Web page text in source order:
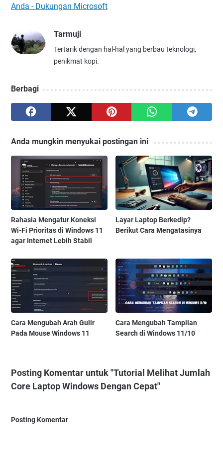
Anda - Dukungan Microsoft
Tarmuji
Tertarik dengan hal-hal yang berbau teknologi,
penikmat kopi.
Berbagi
Anda mungkin menyukai postingan ini
Rahasia Mengatur Koneksi
Wi-Fi Prioritas di Windows 11
agar Internet Lebih Stabil
Layar Laptop Berkedip?
Berikut Cara Mengatasinya
Cara Mengubah Arah Gulir
Pada Mouse Windows 11
Cara Mengubah Tampilan
Search di Windows 11/10
Posting Komentar untuk "Tutorial Melihat Jumlah
Core Laptop Windows Dengan Cepat"
Posting Komentar